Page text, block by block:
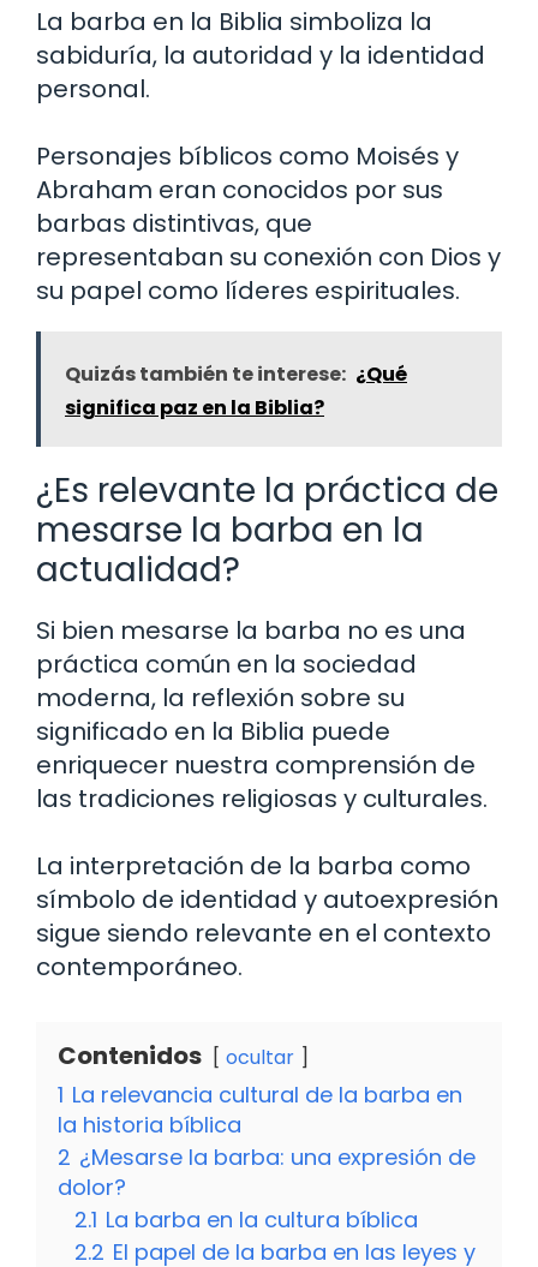
La barba en la Biblia simboliza la
sabiduría, la autoridad y la identidad
personal.
Personajes bíblicos como Moisés y
Abraham eran conocidos por sus
barbas distintivas, que
representaban su conexión con Dios y
su papel como líderes espirituales.
Quizás también te interese: ¿Qué
significa paz en la Biblia?
¿Es relevante la práctica de
mesarse la barba en la
actualidad?
Si bien mesarse la barba no es una
práctica común en la sociedad
moderna, la reflexión sobre su
significado en la Biblia puede
enriquecer nuestra comprensión de
las tradiciones religiosas y culturales.
La interpretación de la barba como
símbolo de identidad y autoexpresión
sigue siendo relevante en el contexto
contemporáneo.
Contenidos ocultar
1 La relevancia cultural de la barba en
la historia bíblica
2 ¿Mesarse la barba: una expresión de
dolor?
2.1 La barba en la cultura bíblica
2.2 El papel de la barba en las leyes y